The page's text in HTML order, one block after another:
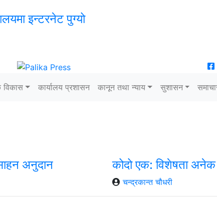
इन्टरनेट पुग्यो
विकास कार्यालय प्रशासन कानून तथा न्याय सुशासन
अनुदान कोदो एक: विशेषता
चन्द्रकान्त चौधरी